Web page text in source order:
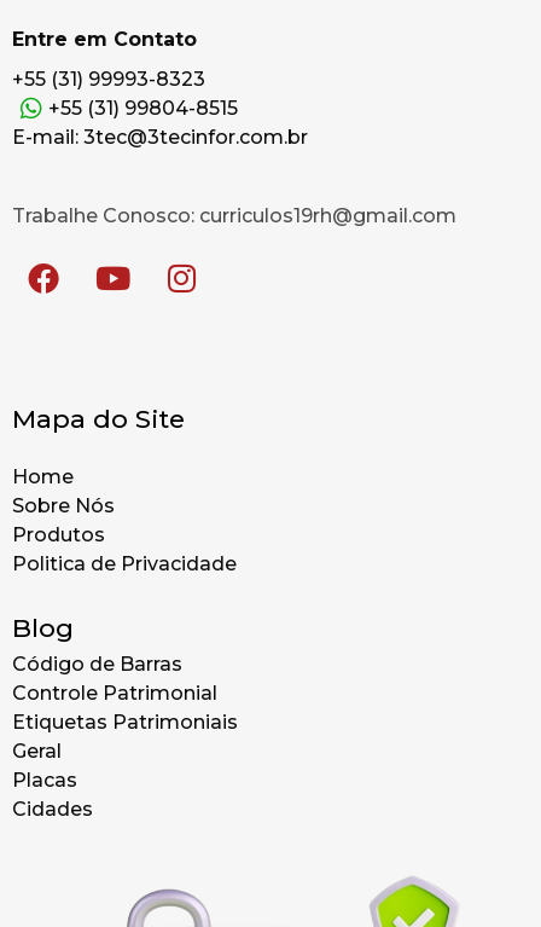
Entre em Contato
+55 (31) 99993-8323
+55 (31) 99804-8515
E-mail: 3tec@3tecinfor.com.br
Trabalhe Conosco: curriculos19rh@gmail.com
Mapa do Site
Home
Sobre Nós
Produtos
Politica de Privacidade
Blog
Código de Barras
Controle Patrimonial
Etiquetas Patrimoniais
Geral
Placas
Cidades